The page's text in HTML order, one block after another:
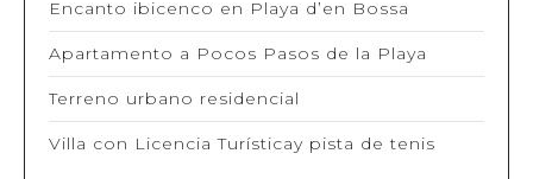
Encanto ibicenco en Playa d’en Bossa
Apartamento a Pocos Pasos de la Playa
Terreno urbano residencial
Villa con Licencia Turísticay pista de tenis